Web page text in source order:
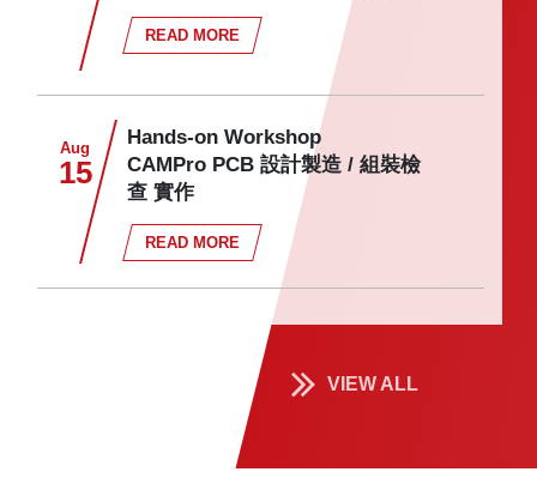
READ MORE
Aug
15
Hands-on Workshop
CAMPro PCB 設計製造 / 組裝檢
查 實作
READ MORE
VIEW ALL